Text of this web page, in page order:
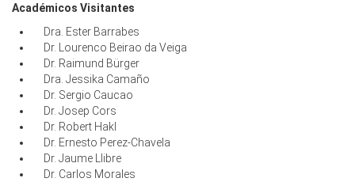
Académicos Visitantes
Dra. Ester Barrabes
Dr. Lourenco Beirao da Veiga
Dr. Raimund Bürger
Dra. Jessika Camaño
Dr. Sergio Caucao
Dr. Josep Cors
Dr. Robert Hakl
Dr. Ernesto Perez-Chavela
Dr. Jaume Llibre
Dr. Carlos Morales